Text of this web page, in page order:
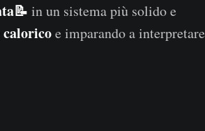
in un sistema più solido e
e imparando a interpretare